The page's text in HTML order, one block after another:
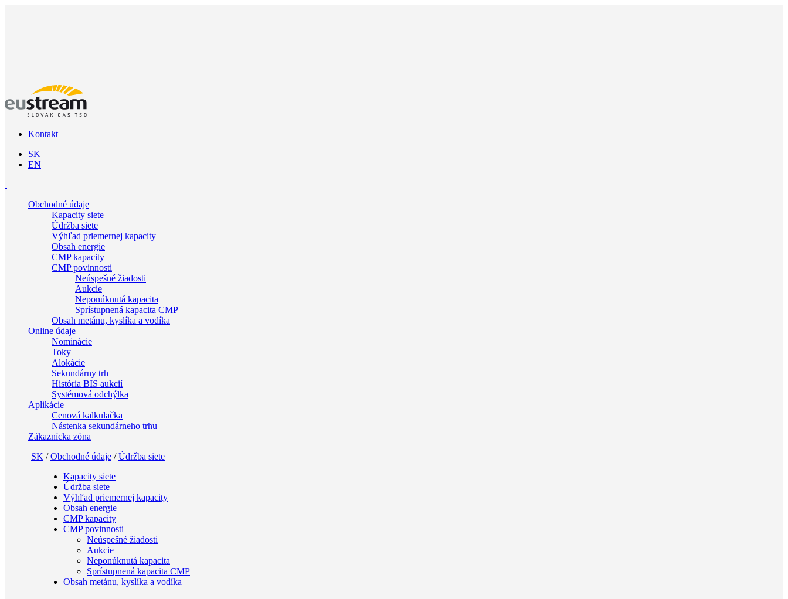
Kontakt
SK
EN
Obchodné údaje
Kapacity siete
Údržba siete
Výhľad priemernej kapacity
Obsah energie
CMP kapacity
CMP povinnosti
Neúspešné žiadosti
Aukcie
Neponúknutá kapacita
Sprístupnená kapacita CMP
Obsah metánu, kyslíka a vodíka
Online údaje
Nominácie
Toky
Alokácie
Sekundárny trh
História BIS aukcií
Systémová odchýlka
Aplikácie
Cenová kalkulačka
Nástenka sekundárneho trhu
Zákaznícka zóna
SK / Obchodné údaje / Údržba siete
Kapacity siete
Údržba siete
Výhľad priemernej kapacity
Obsah energie
CMP kapacity
CMP povinnosti
Neúspešné žiadosti
Aukcie
Neponúknutá kapacita
Sprístupnená kapacita CMP
Obsah metánu, kyslíka a vodíka